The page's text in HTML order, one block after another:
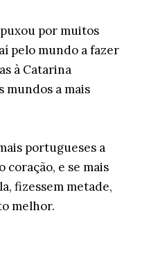
por muitos
pelo mundo a fazer
à Catarina
mundos a mais
portugueses a
coração, e se mais
fizessem metade,
melhor.